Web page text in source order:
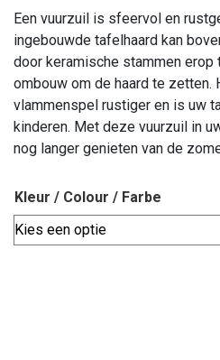
Een vuurzuil is sfeervol en
ingebouwde tafelhaard kan
door keramische stammen
ombouw om de haard te zetten.
vlammenspel rustiger en is uw
kinderen. Met deze vuurzuil in
nog langer genieten van de
Kleur / Colour / Farbe